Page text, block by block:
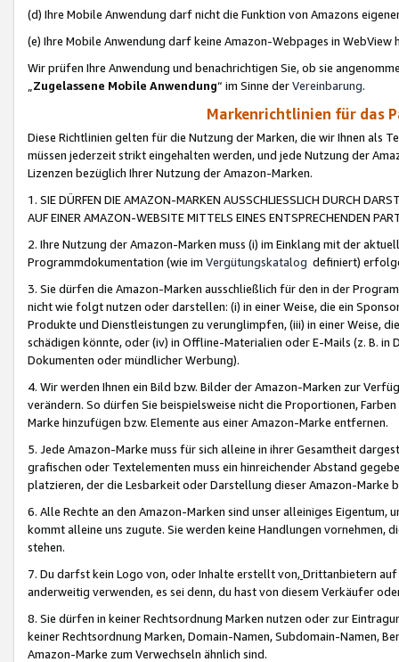
(d) Ihre Mobile Anwendung darf nicht die Funktion von Amazons
(e) Ihre Mobile Anwendung darf keine Amazon-Webpages in WebView
Wir prüfen Ihre Anwendung und benachrichtigen Sie, ob sie
„Zugelassene Mobile Anwendung“ im Sinne derVereinbarung.
Markenrichtlinien für das
Diese Richtlinien gelten für die Nutzung der Marken, die wir Ihnen als
müssen jederzeit strikt eingehalten werden, und jede Nutzung der
Lizenzen bezüglich Ihrer Nutzung der Amazon-Marken.
1. SIE DÜRFEN DIE AMAZON-MARKEN AUSSCHLIESSLICH DURCH
AUF EINER AMAZON-WEBSITE MITTELS EINES ENTSPRECHENDEN
2. Ihre Nutzung der Amazon-Marken muss (i) im Einklang mit der
Programmdokumentation (wie im Vergütungskatalog definiert)
3. Sie dürfen die Amazon-Marken ausschließlich für den in der
nicht wie folgt nutzen oder darstellen: (i) in einer Weise, die ein
Produkte und Dienstleistungen zu verunglimpfen, (iii) in einer Weise,
schädigen könnte, oder (iv) in Offline-Materialien oder E-Mails (z. B. in
Dokumenten oder mündlicher Werbung).
4. Wir werden Ihnen ein Bild bzw. Bilder der Amazon-Marken zur
verändern. So dürfen Sie beispielsweise nicht die Proportionen,
Marke hinzufügen bzw. Elemente aus einer Amazon-Marke entfernen.
5. Jede Amazon-Marke muss für sich alleine in ihrer Gesamtheit
grafischen oder Textelementen muss ein hinreichender Abstand
platzieren, der die Lesbarkeit oder Darstellung dieser Amazon-Marke
6. Alle Rechte an den Amazon-Marken sind unser alleiniges
kommt alleine uns zugute. Sie werden keine Handlungen vornehmen,
stehen.
7. Du darfst kein Logo von, oder Inhalte erstellt von,Drittanbietern auf
anderweitig verwenden, es sei denn, du hast von diesem Verkäufer
8. Sie dürfen in keiner Rechtsordnung Marken nutzen oder zur
keiner Rechtsordnung Marken, Domain-Namen, Subdomain-Namen,
Amazon-Marke zum Verwechseln ähnlich sind.